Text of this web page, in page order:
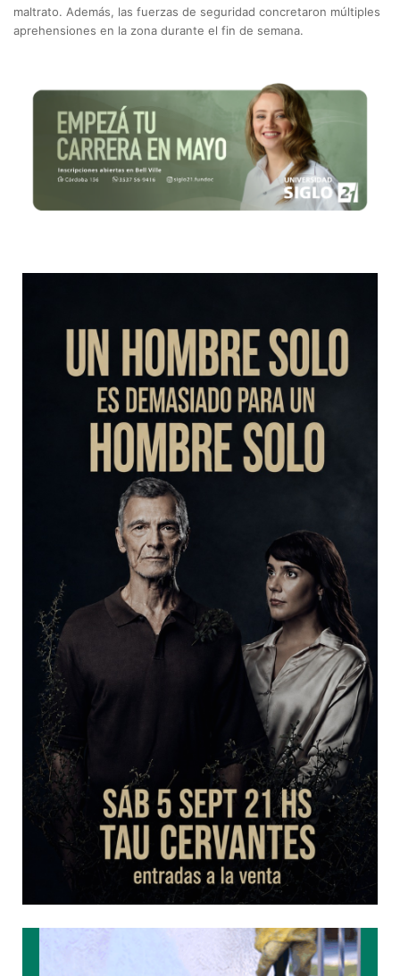
maltrato. Además, las fuerzas de seguridad concretaron múltiples
aprehensiones en la zona durante el fin de semana.